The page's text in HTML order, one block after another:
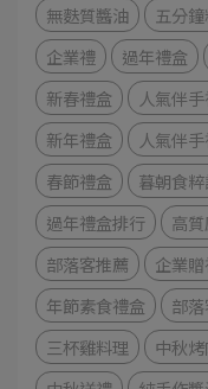
無麩質醬油
五分
企業禮
過年禮盒
新春禮盒
人氣伴
新年禮盒
人氣伴
春節禮盒
暮朝食
過年禮盒排行
高
部落客推薦
企業
年節素食禮盒
部
三杯雞料理
中秋